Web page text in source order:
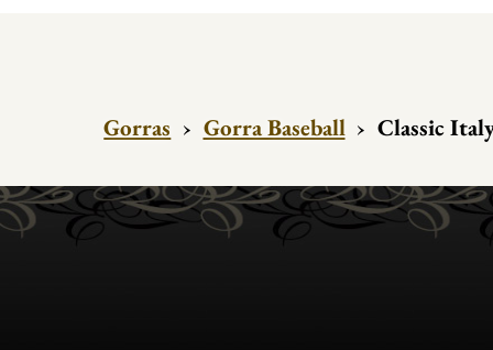
Gorras › Gorra Baseball › Classic